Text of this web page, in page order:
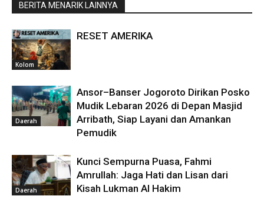
BERITA MENARIK LAINNYA
Kolom
RESET AMERIKA
Daerah
Ansor–Banser Jogoroto Dirikan Posko
Mudik Lebaran 2026 di Depan Masjid
Arribath, Siap Layani dan Amankan
Pemudik
Daerah
Kunci Sempurna Puasa, Fahmi
Amrullah: Jaga Hati dan Lisan dari
Kisah Lukman Al Hakim